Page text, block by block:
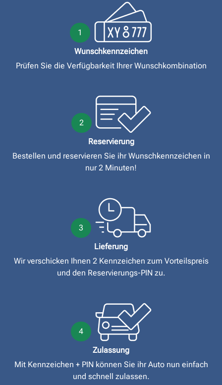
1
Wunschkennzeichen
Prüfen Sie die Verfügbarkeit Ihrer Wunschkombination
2
Reservierung
Bestellen und reservieren Sie ihr Wunschkennzeichen in
nur 2 Minuten!
3
Lieferung
Wir verschicken Ihnen 2 Kennzeichen zum Vorteilspreis
und den Reservierungs-PIN zu.
4
Zulassung
Mit Kennzeichen + PIN können Sie ihr Auto nun einfach
und schnell zulassen.